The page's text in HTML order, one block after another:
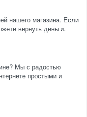
нашего магазина. Если
вернуть деньги.
Мы с радостью
простыми и